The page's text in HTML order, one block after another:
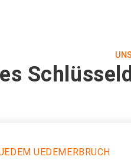
UEDEMERBRUCH